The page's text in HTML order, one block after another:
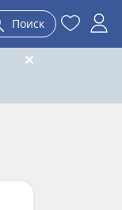
Поиск